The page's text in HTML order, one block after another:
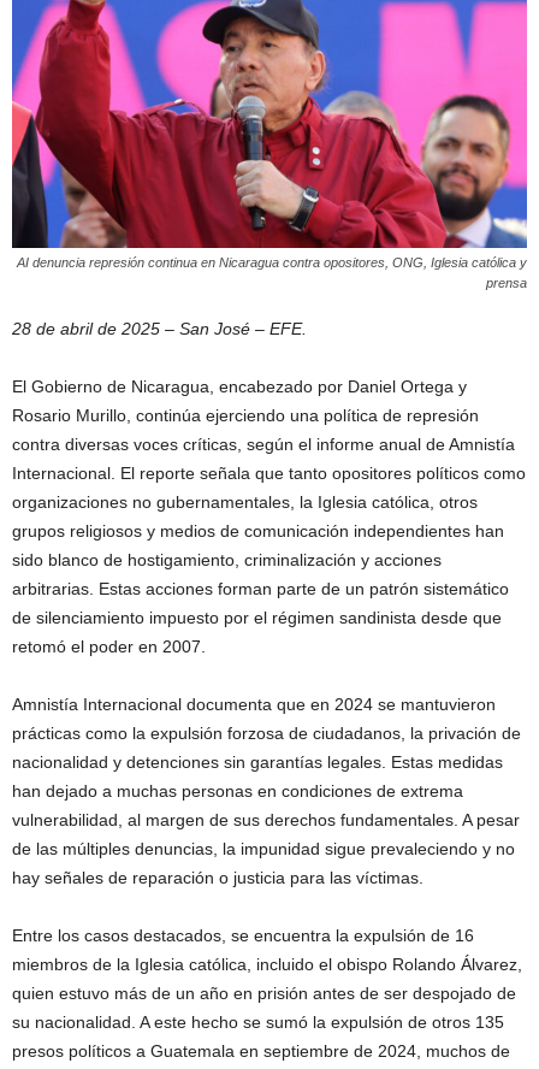
AI denuncia represión continua en Nicaragua contra opositores, ONG, Iglesia católica y
prensa
28 de abril de 2025 – San José – EFE.
El Gobierno de Nicaragua, encabezado por Daniel Ortega y
Rosario Murillo, continúa ejerciendo una política de represión
contra diversas voces críticas, según el informe anual de Amnistía
Internacional. El reporte señala que tanto opositores políticos como
organizaciones no gubernamentales, la Iglesia católica, otros
grupos religiosos y medios de comunicación independientes han
sido blanco de hostigamiento, criminalización y acciones
arbitrarias. Estas acciones forman parte de un patrón sistemático
de silenciamiento impuesto por el régimen sandinista desde que
retomó el poder en 2007.
Amnistía Internacional documenta que en 2024 se mantuvieron
prácticas como la expulsión forzosa de ciudadanos, la privación de
nacionalidad y detenciones sin garantías legales. Estas medidas
han dejado a muchas personas en condiciones de extrema
vulnerabilidad, al margen de sus derechos fundamentales. A pesar
de las múltiples denuncias, la impunidad sigue prevaleciendo y no
hay señales de reparación o justicia para las víctimas.
Entre los casos destacados, se encuentra la expulsión de 16
miembros de la Iglesia católica, incluido el obispo Rolando Álvarez,
quien estuvo más de un año en prisión antes de ser despojado de
su nacionalidad. A este hecho se sumó la expulsión de otros 135
presos políticos a Guatemala en septiembre de 2024, muchos de